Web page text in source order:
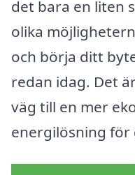
det bara en liten
olika
och börja ditt
redan idag. Det
väg till en mer
energilösning för